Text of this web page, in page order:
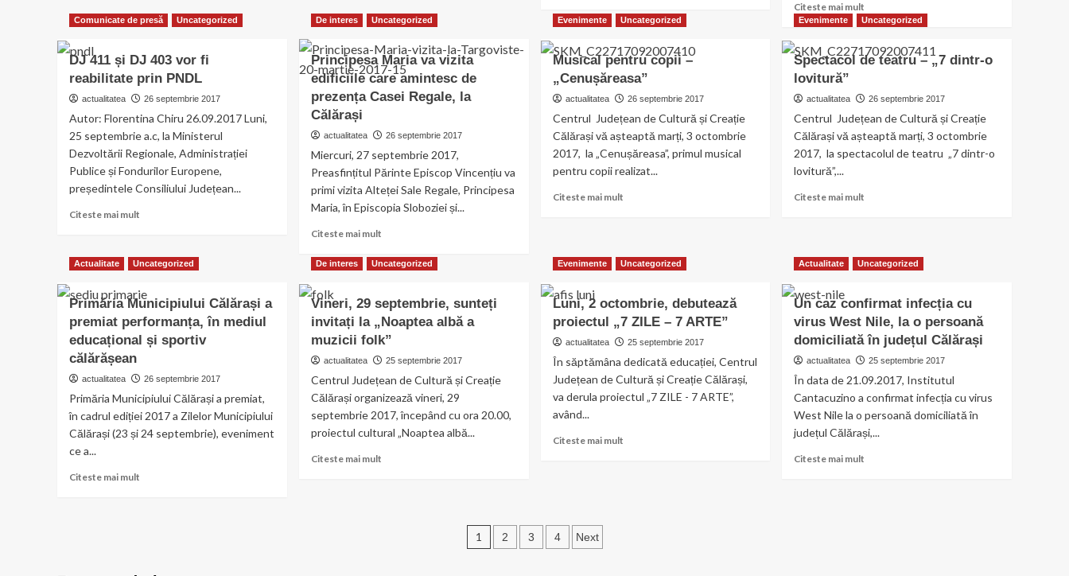
de
Istorie/
de
ani
de
la
tipărirea
primei
cărţi
Daniel
Drăgulin:
,,La
Primăria
Călăraşi,
sunt
privind
salariile
about
Răducu
Filipescu,
dezamăgit
de
legii
privind
majorarea
alocaţiei
copii,
Citeste mai mult
more
Beneficiarii
Căminului
bătrâni
Călăraşi
şi-
au
Comunicate de presă Uncategorized
DJ 411 și DJ 403 vor fi
reabilitate prin PNDL
actualitatea 26 septembrie 2017
Autor: Florentina Chiru 26.09.2017 Luni,
25 septembrie a.c, la Ministerul
Dezvoltării Regionale, Administrației
Publice și Fondurilor Europene,
președintele Consiliului Județean...
Citeste mai mult
DJ
411
și
DJ
403
vor
fi
prin
PNDL
De interes Uncategorized
Principesa Maria va vizita
edificiile care amintesc de
prezența Casei Regale, la
Călărași
actualitatea 26 septembrie 2017
Miercuri, 27 septembrie 2017,
Preasfințitul Părinte Episcop Vincențiu va
primi vizita Alteței Sale Regale, Principesa
Maria, în Episcopia Sloboziei și...
Citeste mai multRead
about
va
vizita
edificiile
amintesc
de
prezența
Casei
Regale,
Călărași
Evenimente Uncategorized
Musical pentru copii –
„Cenușăreasa”
actualitatea 26 septembrie 2017
Centrul Județean de Cultură și Creație
Călărași vă așteaptă marți, 3 octombrie
2017, la „Cenușăreasa”, primul musical
pentru copii realizat...
Citeste mai multRead
pentru
copii
„Cenușăreasa”
Evenimente Uncategorized
Spectacol de teatru – „7 dintr-o
lovitură”
actualitatea 26 septembrie 2017
Centrul Județean de Cultură și Creație
Călărași vă așteaptă marți, 3 octombrie
2017, la spectacolul de teatru „7 dintr-o
lovitură”,...
Citeste mai mult
de
teatru
„7
dintr-
lovitură”
Actualitate Uncategorized
Primăria Municipiului Călărași a
premiat performanța, în mediul
educațional și sportiv
călărășean
actualitatea 26 septembrie 2017
Primăria Municipiului Călărași a premiat,
în cadrul ediției 2017 a Zilelor Municipiului
Călărași (23 și 24 septembrie), eveniment
ce a...
Citeste mai mult
De interes Uncategorized
Vineri, 29 septembrie, sunteți
invitați la „Noaptea albă a
muzicii folk”
actualitatea 25 septembrie 2017
Centrul Județean de Cultură și Creație
Călărași organizează vineri, 29
septembrie 2017, începând cu ora 20.00,
proiectul cultural „Noaptea albă...
Citeste mai multRead
Evenimente Uncategorized
Luni, 2 octombrie, debutează
proiectul „7 ZILE – 7 ARTE”
actualitatea 25 septembrie 2017
În săptămâna dedicată educației, Centrul
Județean de Cultură și Creație Călărași,
va derula proiectul „7 ZILE - 7 ARTE”,
având...
Citeste mai multRead
Actualitate Uncategorized
Un caz confirmat infecția cu
virus West Nile, la o persoană
domiciliată în județul Călărași
actualitatea 25 septembrie 2017
În data de 21.09.2017, Institutul
Cantacuzino a confirmat infecția cu virus
West Nile la o persoană domiciliată în
județul Călărași,...
Citeste mai mult
Paginație
1 2 3 4 Next